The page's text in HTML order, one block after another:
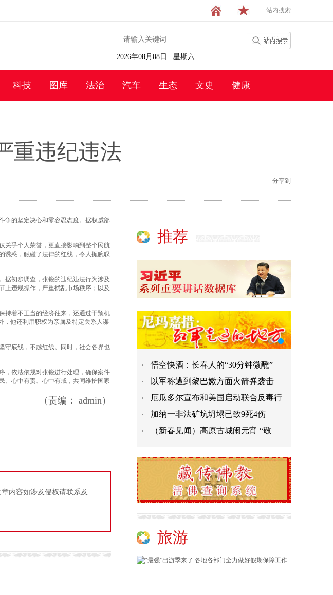
站内搜索
2026年08月08日 星期六
科技 图库 法治 汽车 生态 文史 健康
重违纪违法
分享到
争的坚定决心和零容忍态度。据权威部
关乎个人荣誉，更直接影响到整个民航
诱惑，触碰了法律的红线，令人扼腕叹
据初步调查，张锐的违纪违法行为涉及
上违规操作，严重扰乱市场秩序；以及
持着不正当的经济往来，还通过干预机
，他还利用职权为亲属及特定关系人谋
守底线，不越红线。同时，社会各界也
，依法依规对张锐进行处理，确保案件
、心中有责、心中有戒，共同维护国家
（责编： admin）
内容如涉及侵权请联系及
推荐
悟空快酒：长春人的“30分钟微醺”
以军称遭到黎巴嫩方面火箭弹袭击
厄瓜多尔宣布和美国启动联合反毒行
加纳一非法矿坑坍塌已致9死4伤
（新春见闻）高原古城闹元宵 “敬
旅游